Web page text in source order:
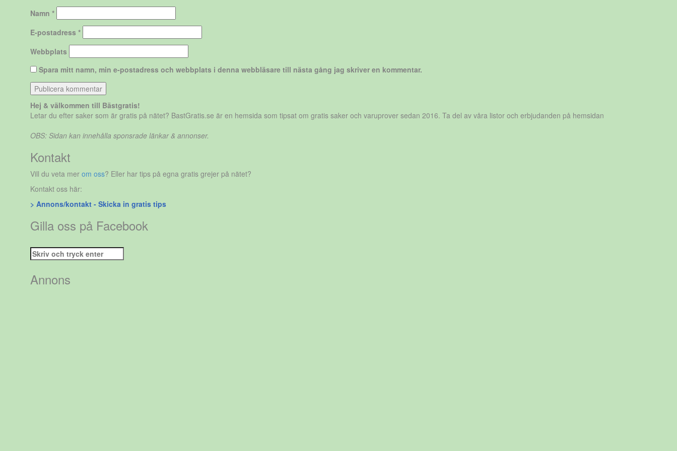
Namn *
E-postadress *
Webbplats
Spara mitt namn, min e-postadress och webbplats i denna webbläsare till nästa gång jag skriver en kommentar.
Hej & välkommen till Bästgratis!
Letar du efter saker som är gratis på nätet? BastGratis.se är en hemsida som tipsat om gratis saker och varuprover sedan 2016. Ta del av våra listor och erbjudanden på hemsidan
OBS: Sidan kan innehålla sponsrade länkar & annonser.
Kontakt
Vill du veta mer om oss? Eller har tips på egna gratis grejer på nätet?
Kontakt oss här:
> Annons/kontakt - Skicka in gratis tips
Gilla oss på Facebook
Sök
efter:
Annons